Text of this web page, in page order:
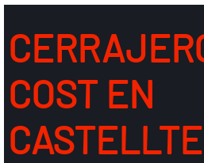
COST EN